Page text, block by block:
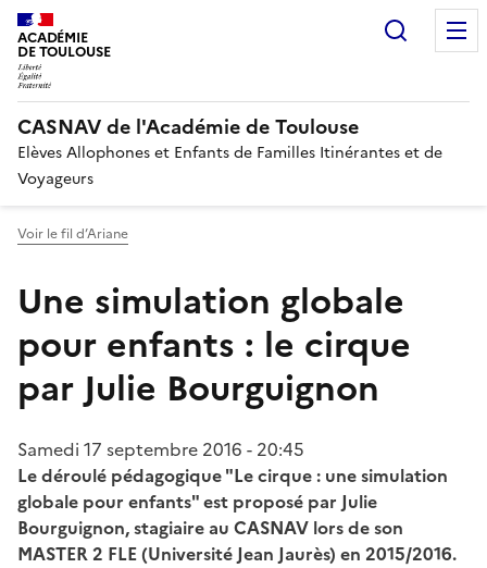
ACADÉMIE
DE TOULOUSE
CASNAV de l'Académie de Toulouse
Elèves Allophones et Enfants de Familles Itinérantes et de
Voyageurs
Voir le fil d’Ariane
Une simulation globale
pour enfants : le cirque
par Julie Bourguignon
Samedi 17 septembre 2016 - 20:45
Le déroulé pédagogique "Le cirque : une simulation
globale pour enfants" est proposé par Julie
Bourguignon, stagiaire au CASNAV lors de son
MASTER 2 FLE (Université Jean Jaurès) en 2015/2016.